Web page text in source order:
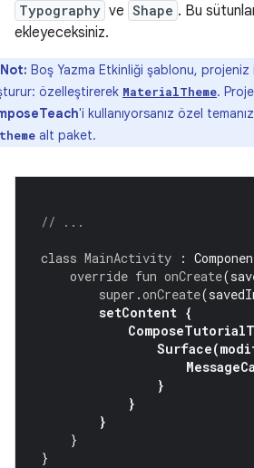
Typography ve Shape . Bu
ekleyeceksiniz.
Not: Boş Yazma Etkinliği şablonu, projeniz
özelleştirerek MaterialTheme.
'i kullanıyorsanız özel
alt paket.
// ...
class MainActivity :
override fun onCreate(
super .onCreate(
setContent {
Surface(
}
}
}
}
}